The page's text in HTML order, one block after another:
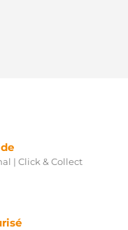
| Click & Collect